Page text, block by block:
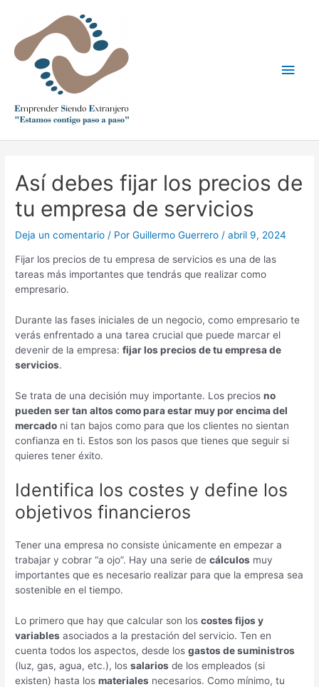
contenido
Así debes fijar los precios de
tu empresa de servicios
Deja un comentario / PorGuillermo Guerrero/abril 9, 2024
Fijar los precios de tu empresa de servicios es una de las
tareas más importantes que tendrás que realizar como
empresario.
Durante las fases iniciales de un negocio, como empresario te
verás enfrentado a una tarea crucial que puede marcar el
devenir de la empresa:fijar los precios de tu empresa de
servicios.
Se trata de una decisión muy importante. Los preciosno
pueden ser tan altos como para estar muy por encima del
mercado ni tan bajos como para que los clientes no sientan
confianza en ti. Estos son los pasos que tienes que seguir si
quieres tener éxito.
Identifica los costes y define los
objetivos financieros
Tener una empresa no consiste únicamente en empezar a
trabajar y cobrar “a ojo”. Hay una serie decálculos muy
importantes que es necesario realizar para que la empresa sea
sostenible en el tiempo.
Lo primero que hay que calcular son loscostes fijos y
variables asociados a la prestación del servicio. Ten en
cuenta todos los aspectos, desde losgastos de suministros
(luz, gas, agua, etc.), lossalarios de los empleados (si
existen) hasta losmateriales necesarios. Como mínimo, tu
entradas